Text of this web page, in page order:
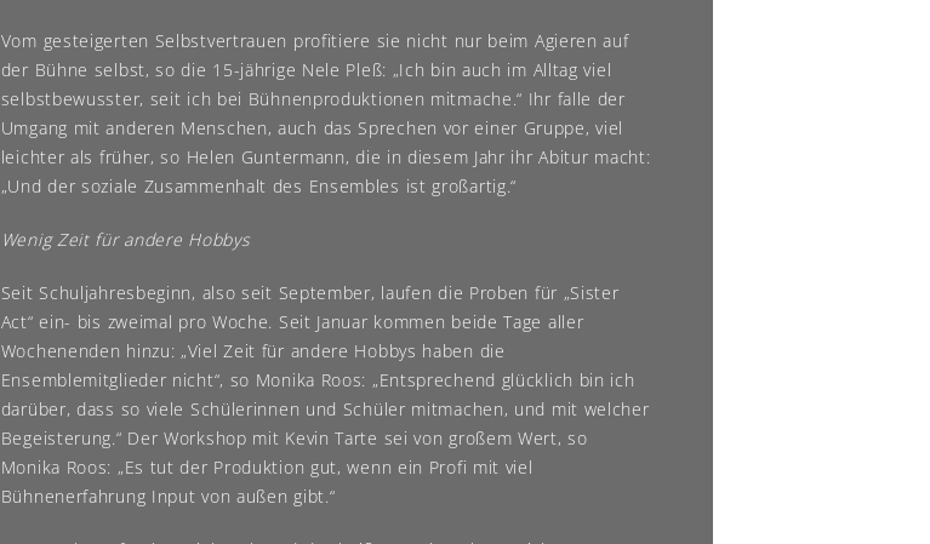
Vom gesteigerten Selbstvertrauen profitiere sie nicht nur beim Agieren auf
der Bühne selbst, so die 15-jährige Nele Pleß: „Ich bin auch im Alltag viel
selbstbewusster, seit ich bei Bühnenproduktionen mitmache.“ Ihr falle der
Umgang mit anderen Menschen, auch das Sprechen vor einer Gruppe, viel
leichter als früher, so Helen Guntermann, die in diesem Jahr ihr Abitur macht:
„Und der soziale Zusammenhalt des Ensembles ist großartig.“
Wenig Zeit für andere Hobbys
Seit Schuljahresbeginn, also seit September, laufen die Proben für „Sister
Act“ ein- bis zweimal pro Woche. Seit Januar kommen beide Tage aller
Wochenenden hinzu: „Viel Zeit für andere Hobbys haben die
Ensemblemitglieder nicht“, so Monika Roos: „Entsprechend glücklich bin ich
darüber, dass so viele Schülerinnen und Schüler mitmachen, und mit welcher
Begeisterung.“ Der Workshop mit Kevin Tarte sei von großem Wert, so
Monika Roos: „Es tut der Produktion gut, wenn ein Profi mit viel
Bühnenerfahrung Input von außen gibt.“